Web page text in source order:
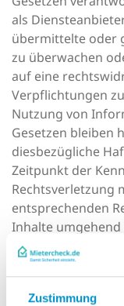
Zustimmung
als
übermittelte oder
zu überwachen
auf eine
Verpflichtungen
Nutzung von
Gesetzen bleiben
diesbezügliche
Zeitpunkt der
Rechtsverletzung
entsprechenden
Inhalte
Haftung für Links:
Unser Angebot
Dritter, auf deren